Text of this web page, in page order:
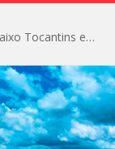
Igarapé-Miri conquista o melhor IDEB do Baixo Tocantins e avança na qualidade da educação pública